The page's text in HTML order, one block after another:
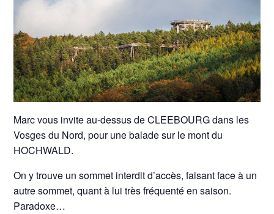
Marc vous invite au-dessus de CLEEBOURG dans les
Vosges du Nord, pour une balade sur le mont du
HOCHWALD.
On y trouve un sommet interdit d’accès, faisant face à un
autre sommet, quant à lui très fréquenté en saison.
Paradoxe…